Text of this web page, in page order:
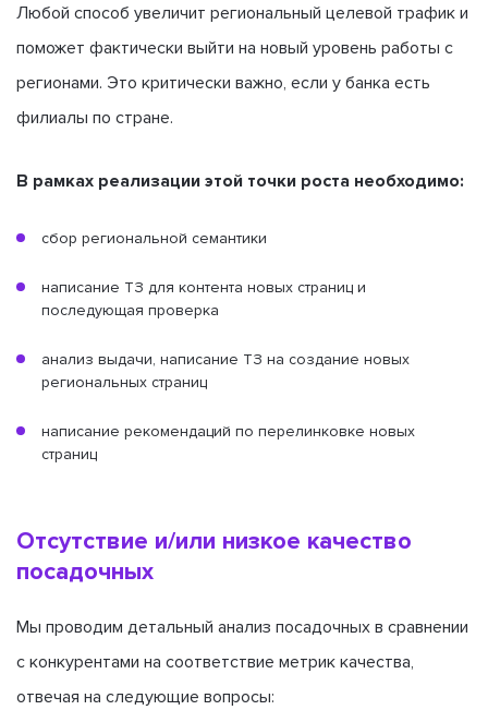
Любой способ увеличит региональный целевой трафик и
поможет фактически выйти на новый уровень работы с
регионами. Это критически важно, если у банка есть
филиалы по стране.
В рамках реализации этой точки роста необходимо:
сбор региональной семантики
написание ТЗ для контента новых страниц и
последующая проверка
анализ выдачи, написание ТЗ на создание новых
региональных страниц
написание рекомендаций по перелинковке новых
страниц
Отсутствие и/или низкое качество
посадочных
Мы проводим детальный анализ посадочных в сравнении
с конкурентами на соответствие метрик качества,
отвечая на следующие вопросы: